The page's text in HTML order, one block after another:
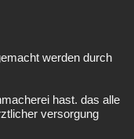
werden durch
hast. das alle
versorgung